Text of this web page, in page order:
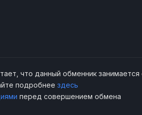
что данный обменник занимается
подробнее здесь
перед совершением обмена